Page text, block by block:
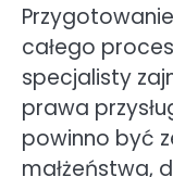
całego
specjalisty
prawa
powinno być
małżeństwa,